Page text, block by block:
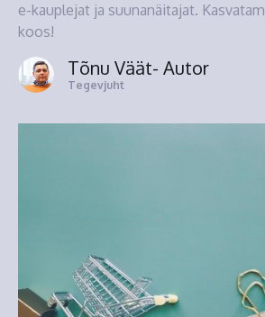
e-kauplejat ja suunanäitajat.
koos!
Tõnu Väät- Autor
Tegevjuht